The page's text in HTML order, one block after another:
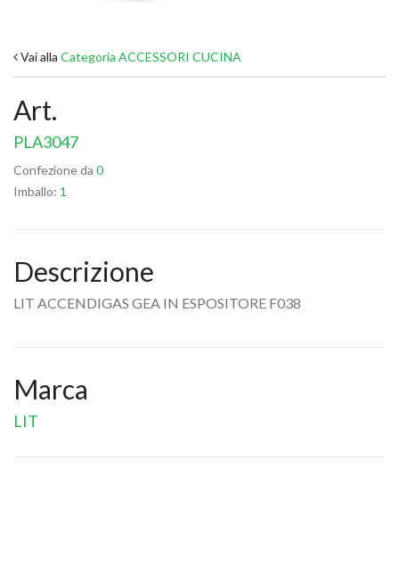
Vai alla Categoria ACCESSORI CUCINA
Art.
PLA3047
Confezione da 0
Imballo: 1
Descrizione
LIT ACCENDIGAS GEA IN ESPOSITORE F038
Marca
LIT